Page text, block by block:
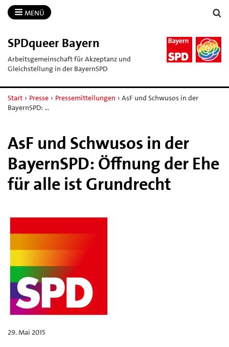
MENÜ
SPDqueer Bayern
Arbeitsgemeinschaft für Akzeptanz und
Gleichstellung in der BayernSPD
Start › Presse › Pressemitteilungen › AsF und Schwusos in der
BayernSPD: …
AsF und Schwusos in der
BayernSPD: Öffnung der Ehe
für alle ist Grundrecht
29. Mai 2015